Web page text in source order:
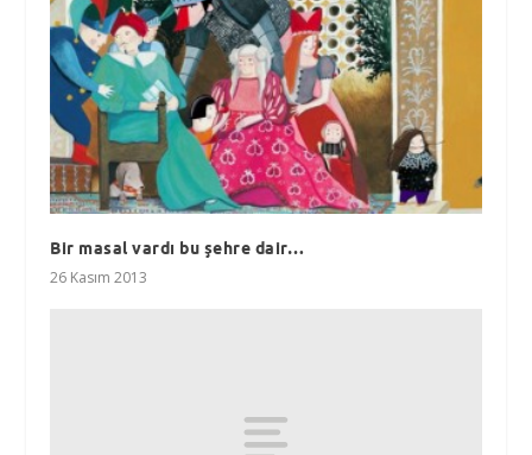
Bir masal vardı bu şehre dair…
26 Kasım 2013